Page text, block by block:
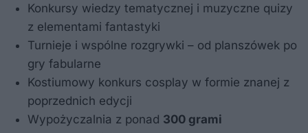
Konkursy wiedzy tematycznej i muzyczne quizy
z elementami fantastyki
Turnieje i wspólne rozgrywki – od planszówek po
gry fabularne
Kostiumowy konkurs cosplay w formie znanej z
poprzednich edycji
Wypożyczalnia z ponad 300 grami